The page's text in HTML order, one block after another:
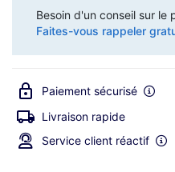
Besoin d'un conseil sur le
Faites-vous rappeler
Paiement sécurisé
Livraison rapide
Service client réactif